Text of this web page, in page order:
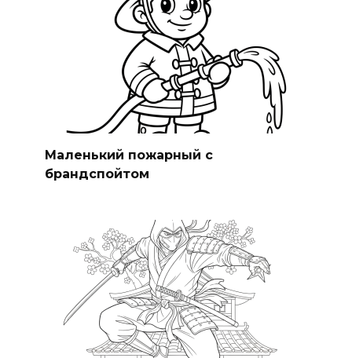
Маленький пожарный с
брандспойтом